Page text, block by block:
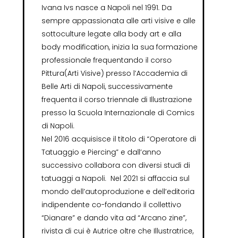
Ivana Ivs nasce a Napoli nel 1991. Da
sempre appassionata alle arti visive e alle
sottoculture legate alla body art e alla
body modification, inizia la sua formazione
professionale frequentando il corso
Pittura(Arti Visive) presso l’Accademia di
Belle Arti di Napoli, successivamente
frequenta il corso triennale di Illustrazione
presso la Scuola Internazionale di Comics
di Napoli.
Nel 2016 acquisisce il titolo di “Operatore di
Tatuaggio e Piercing” e dall’anno
successivo collabora con diversi studi di
tatuaggi a Napoli. Nel 2021 si affaccia sul
mondo dell’autoproduzione e dell’editoria
indipendente co-fondando il collettivo
“Dianare” e dando vita ad “Arcano zine”,
rivista di cui è Autrice oltre che Illustratrice,